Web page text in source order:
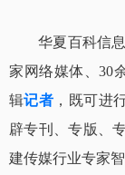
华夏百科信息
家网络媒体、30
辑记者 ，既可进
辟专刊、专版、
建传媒行业专家智